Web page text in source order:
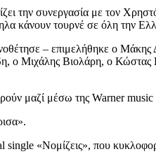
συνεργασία με τον Χρηστό
κάνουν τουρνέ σε όλη την
– επιμελήθηκε ο Μάκης
ο Μιχάλης Βιολάρη, ο
μαζί μέσω της Warner music
single «Νομίζεις», που